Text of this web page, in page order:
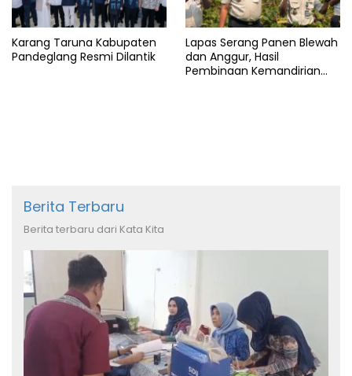
Karang Taruna Kabupaten
Pandeglang Resmi Dilantik
Lapas Serang Panen Blewah
dan Anggur, Hasil
Pembinaan Kemandirian
Berita Terbaru
Berita terbaru dari Kata Kita